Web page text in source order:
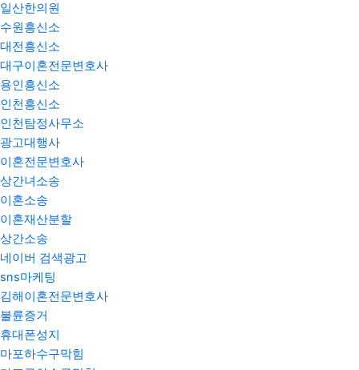
일산한의원
수원흥신소
대전흥신소
대구이혼전문변호사
용인흥신소
인천흥신소
인천탐정사무소
광고대행사
이혼전문변호사
상간녀소송
이혼소송
이혼재산분할
상간소송
네이버 검색광고
sns마케팅
김해이혼전문변호사
불륜증거
휴대폰성지
마포하수구막힘